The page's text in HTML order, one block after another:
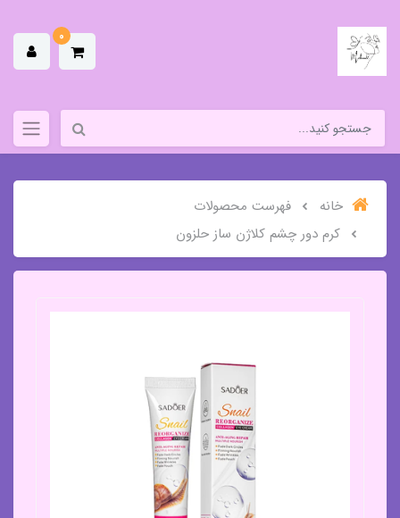
0
خانه
فهرست محصولات
کرم دور چشم کلاژن ساز حلزون